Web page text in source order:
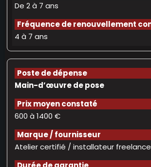
De 2 à 7 ans
4 à 7 ans
Main-d’œuvre de pose
600 à 1400 €
Atelier certifié / installateur freelance